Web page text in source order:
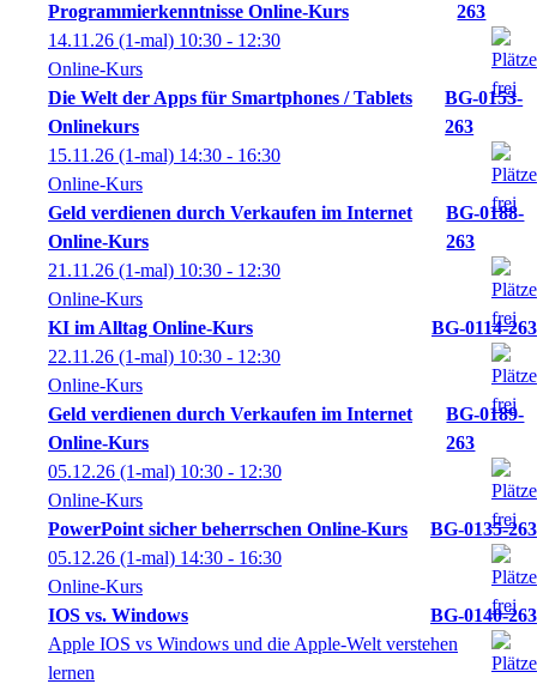
Programmierkenntnisse Online-Kurs
263
14.11.26 (1-mal) 10:30 - 12:30
Online-Kurs
Die Welt der Apps für Smartphones / Tablets
Onlinekurs
BG-0153-
263
15.11.26 (1-mal) 14:30 - 16:30
Online-Kurs
Geld verdienen durch Verkaufen im Internet
Online-Kurs
BG-0188-
263
21.11.26 (1-mal) 10:30 - 12:30
Online-Kurs
KI im Alltag Online-Kurs
BG-0114-263
22.11.26 (1-mal) 10:30 - 12:30
Online-Kurs
Geld verdienen durch Verkaufen im Internet
Online-Kurs
BG-0189-
263
05.12.26 (1-mal) 10:30 - 12:30
Online-Kurs
PowerPoint sicher beherrschen Online-Kurs
BG-0135-263
05.12.26 (1-mal) 14:30 - 16:30
Online-Kurs
IOS vs. Windows
BG-0140-263
Apple IOS vs Windows und die Apple-Welt verstehen
lernen